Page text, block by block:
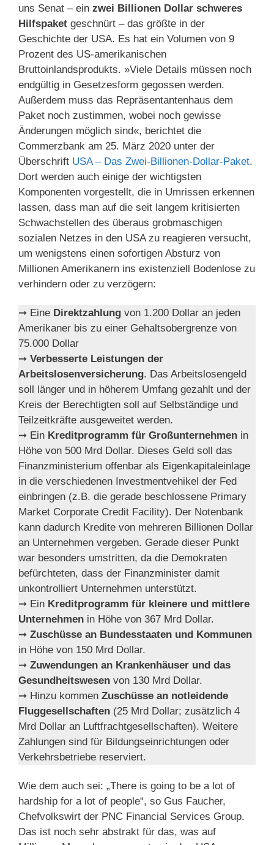
uns Senat – ein zwei Billionen Dollar schweres
Hilfspaket geschnürt – das größte in der
Geschichte der USA. Es hat ein Volumen von 9
Prozent des US-amerikanischen
Bruttoinlandsprodukts. »Viele Details müssen noch
endgültig in Gesetzesform gegossen werden.
Außerdem muss das Repräsentantenhaus dem
Paket noch zustimmen, wobei noch gewisse
Änderungen möglich sind«, berichtet die
Commerzbank am 25. März 2020 unter der
Überschrift USA – Das Zwei-Billionen-Dollar-Paket.
Dort werden auch einige der wichtigsten
Komponenten vorgestellt, die in Umrissen erkennen
lassen, dass man auf die seit langem kritisierten
Schwachstellen des überaus grobmaschigen
sozialen Netzes in den USA zu reagieren versucht,
um wenigstens einen sofortigen Absturz von
Millionen Amerikanern ins existenziell Bodenlose zu
verhindern oder zu verzögern:
➞ Eine Direktzahlung von 1.200 Dollar an jeden
Amerikaner bis zu einer Gehaltsobergrenze von
75.000 Dollar
➞ Verbesserte Leistungen der
Arbeitslosenversicherung. Das Arbeitslosengeld
soll länger und in höherem Umfang gezahlt und der
Kreis der Berechtigten soll auf Selbständige und
Teilzeitkräfte ausgeweitet werden.
➞ Ein Kreditprogramm für Großunternehmen in
Höhe von 500 Mrd Dollar. Dieses Geld soll das
Finanzministerium offenbar als Eigenkapitaleinlage
in die verschiedenen Investmentvehikel der Fed
einbringen (z.B. die gerade beschlossene Primary
Market Corporate Credit Facility). Der Notenbank
kann dadurch Kredite von mehreren Billionen Dollar
an Unternehmen vergeben. Gerade dieser Punkt
war besonders umstritten, da die Demokraten
befürchteten, dass der Finanzminister damit
unkontrolliert Unternehmen unterstützt.
➞ Ein Kreditprogramm für kleinere und mittlere
Unternehmen in Höhe von 367 Mrd Dollar.
➞ Zuschüsse an Bundesstaaten und Kommunen
in Höhe von 150 Mrd Dollar.
➞ Zuwendungen an Krankenhäuser und das
Gesundheitswesen von 130 Mrd Dollar.
➞ Hinzu kommen Zuschüsse an notleidende
Fluggesellschaften (25 Mrd Dollar; zusätzlich 4
Mrd Dollar an Luftfrachtgesellschaften). Weitere
Zahlungen sind für Bildungseinrichtungen oder
Verkehrsbetriebe reserviert.
Wie dem auch sei: „There is going to be a lot of
hardship for a lot of people“, so Gus Faucher,
Chefvolkswirt der PNC Financial Services Group.
Das ist noch sehr abstrakt für das, was auf